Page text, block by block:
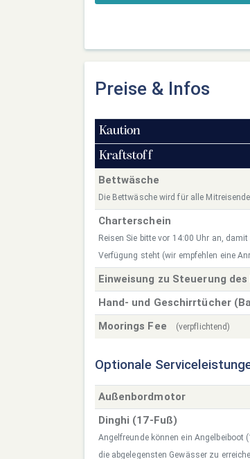
Preise & Infos
Kaution
Kraftstoff
Bettwäsche
Die Bettwäsche wird für alle
Charterschein
Reisen Sie bitte vor 14:00 Uhr an,
Verfügung steht (wir empfehlen eine
Einweisung zu Steuerung
Hand- und Geschirrtücher
Moorings Fee
(verpflichtend)
Optionale
Außenbordmotor
Dinghi (17-Fuß)
Angelfreunde können ein Angelbeiboot
die abgelegensten Gewässer zu